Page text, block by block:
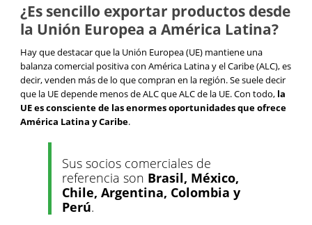
¿Es sencillo exportar productos desde
la Unión Europea a América Latina?
Hay que destacar que la Unión Europea (UE) mantiene una
balanza comercial positiva con América Latina y el Caribe (ALC), es
decir, venden más de lo que compran en la región. Se suele decir
que la UE depende menos de ALC que ALC de la UE. Con todo, la
UE es consciente de las enormes oportunidades que ofrece
América Latina y Caribe.
Sus socios comerciales de
referencia son Brasil, México,
Chile, Argentina, Colombia y
Perú.